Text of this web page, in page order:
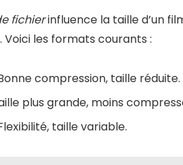
fichierinfluence la taille d’un
Voici les formats courants :
compression, taille réduite.
plus grande, moins
taille variable.